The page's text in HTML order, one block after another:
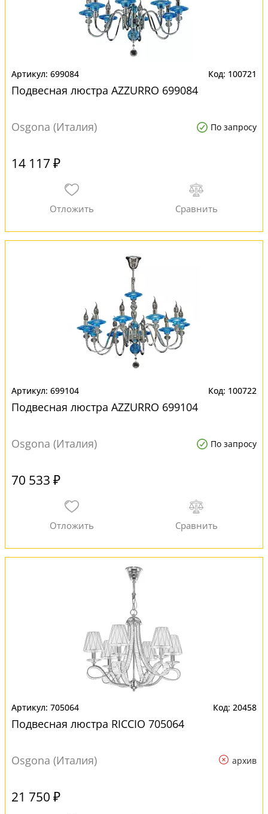
699084 100721
Подвесная люстра AZZURRO 699084
Osgona (Италия) По запросу
14 117 ₽
699104 100722
Подвесная люстра AZZURRO 699104
Osgona (Италия) По запросу
70 533 ₽
705064 20458
Подвесная люстра RICCIO 705064
Osgona (Италия) архив
21 750 ₽